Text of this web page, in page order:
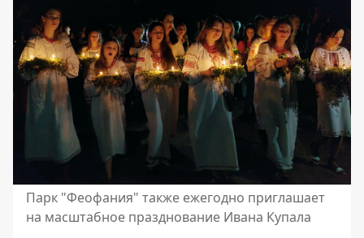
Парк "Феофания" также ежегодно приглашает
на масштабное празднование Ивана Купала